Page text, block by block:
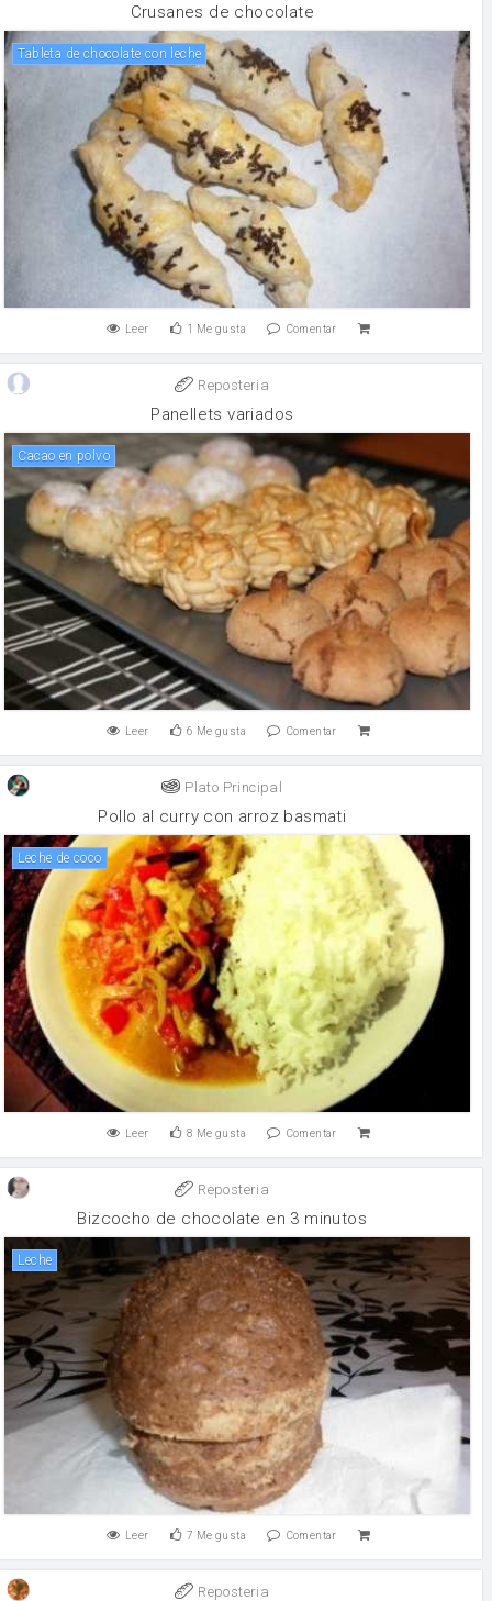
Crusanes de chocolate
Tableta de chocolate con leche
Leer 1 Me gusta Comentar
Reposteria
Panellets variados
Cacao en polvo
Leer 6 Me gusta Comentar
Plato Principal
Pollo al curry con arroz basmati
Leche de coco
Leer 8 Me gusta Comentar
Reposteria
Bizcocho de chocolate en 3 minutos
leche
Leer 7 Me gusta Comentar
Reposteria